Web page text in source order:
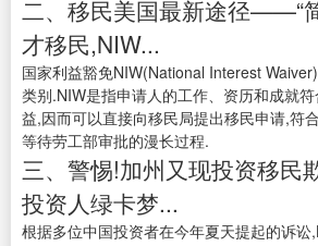
二、移民美国最新途径——“
才移民,NIW...
国家利益豁免NIW(National Interest
类别.NIW是指申请人的工作、资历和成就
益,因而可以直接向移民局提出移民申请,符
等待劳工部审批的漫长过程.
三、警惕!加州又现投资移民
投资人绿卡梦...
根据多位中国投资者在今年夏天提起的诉